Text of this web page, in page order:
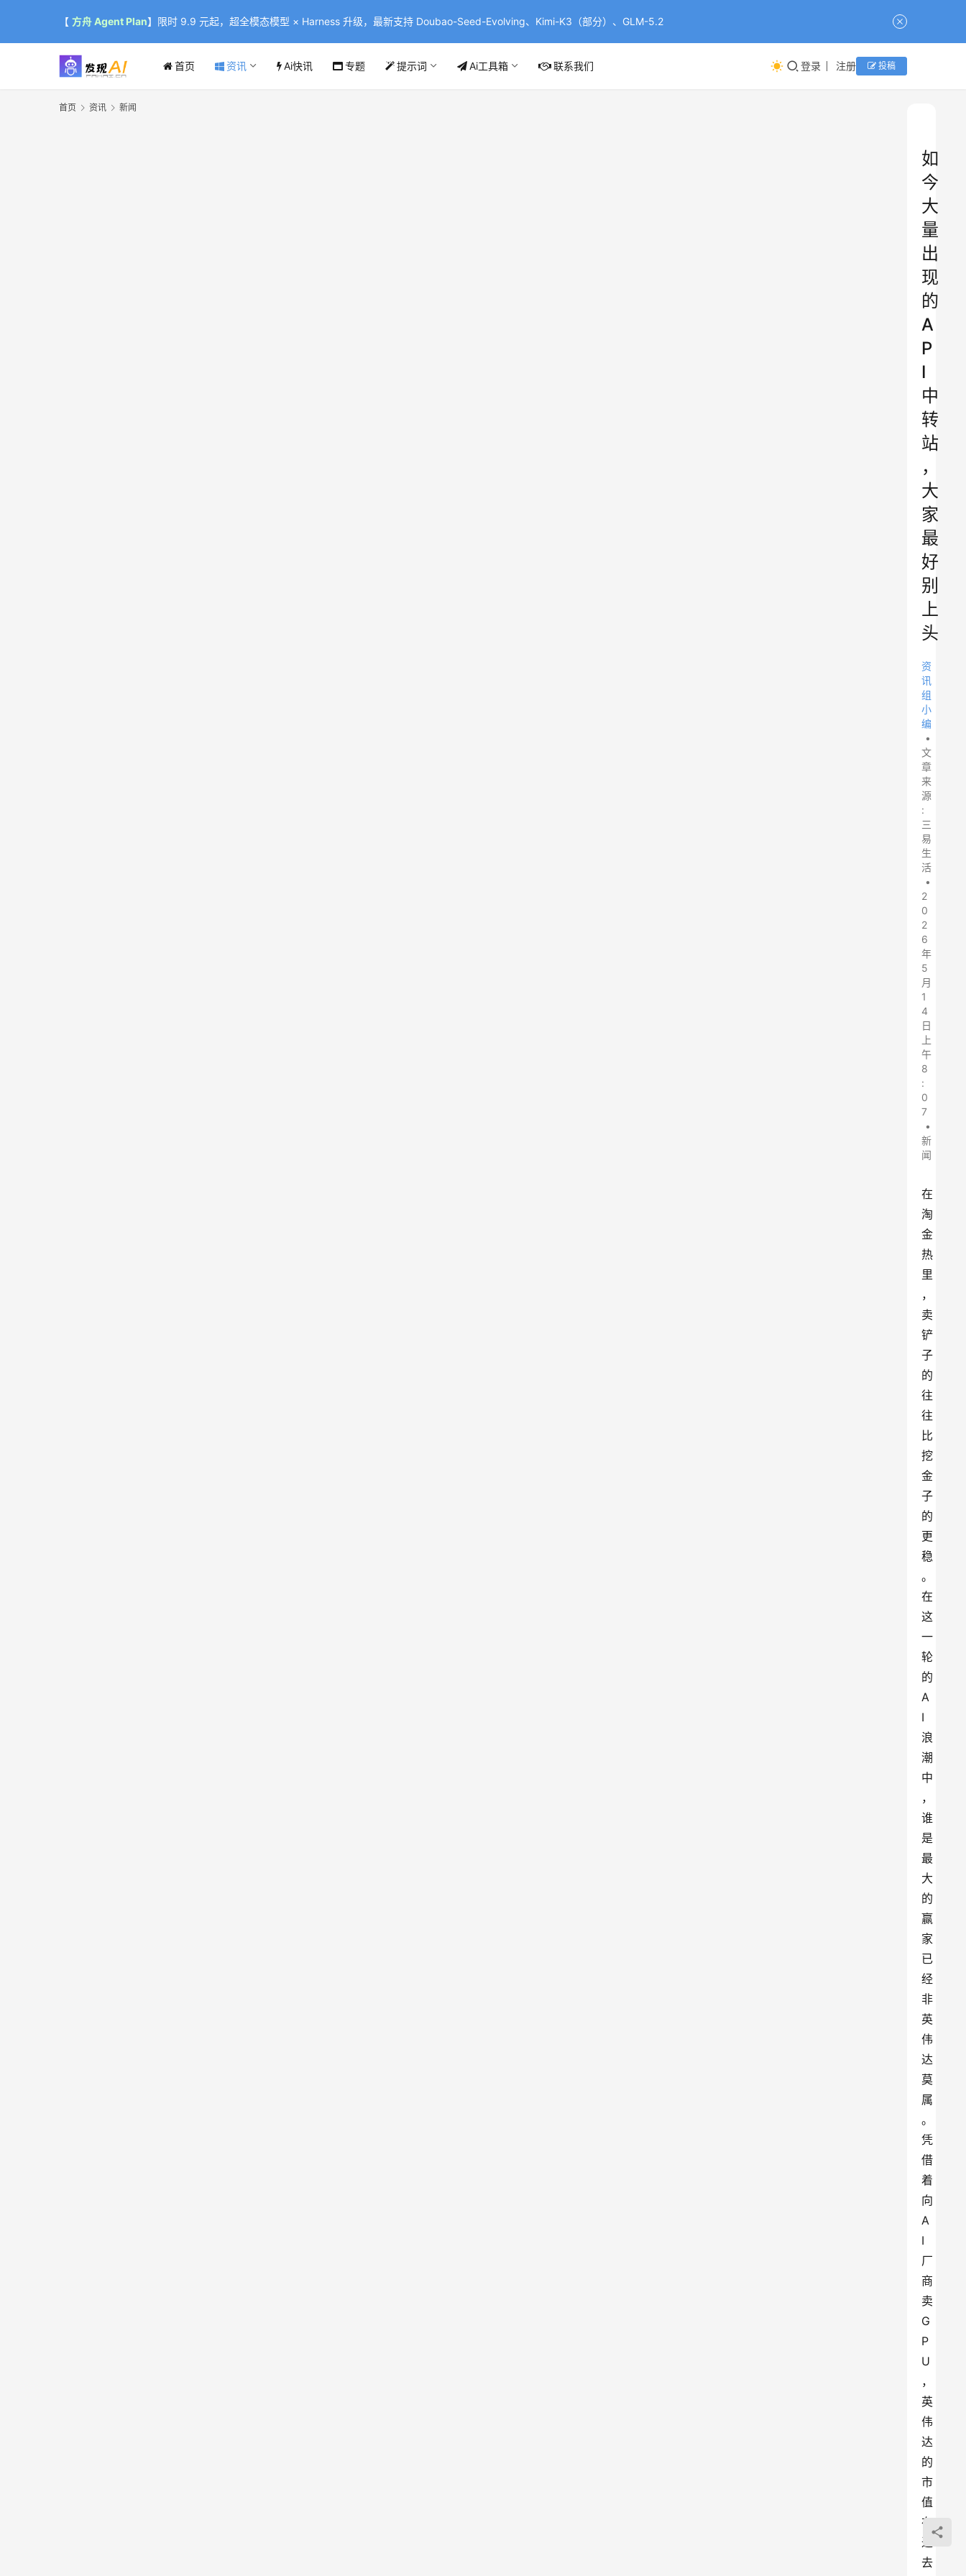
【 方舟 Agent Plan】限时 9.9 元起，超全模态模型 × Harness 升级，最新支持 Doubao-Seed-Evolving、Kimi-K3（部分）、GLM-5.2
首页 资讯 Ai快讯 专题 提示词 Ai工具箱 联系我们 登录 注册 投稿
首页 资讯 新闻
如
今
大
量
出
现
的
A
P
I
中
转
站
，
大
家
最
好
别
上
头
资
讯
组
小
编
•
文
章
来
源
:
三
易
生
活
•
2
0
2
6
年
5
月
1
4
日
上
午
8
:
0
7
•
新
闻
在
淘
金
热
里
，
卖
铲
子
的
往
往
比
挖
金
子
的
更
稳
。
在
这
一
轮
的
A
I
浪
潮
中
，
谁
是
最
大
的
赢
家
已
经
非
英
伟
达
莫
属
。
凭
借
着
向
A
I
厂
商
卖
G
P
U
，
英
伟
达
的
市
值
在
过
去